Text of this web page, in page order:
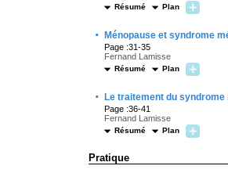
Résumé Plan
· Ménopause et syndrome
Page :31-35
Fernand Lamisse
Résumé Plan
· Le traitement du syndrome
Page :36-41
Fernand Lamisse
Résumé Plan
Pratique